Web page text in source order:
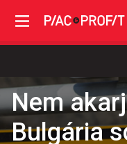
Nem
Bulgária